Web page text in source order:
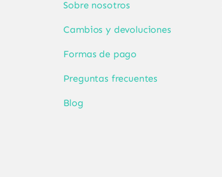
Sobre nosotros
Cambios y devoluciones
Formas de pago
Preguntas frecuentes
Blog